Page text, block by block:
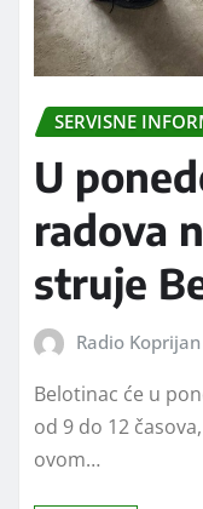
SERVISNE
U
radova
struje
Radio Koprijan
Belotinac će u
od 9 do 12
ovom…